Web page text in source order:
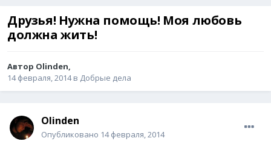
Друзья! Нужна помощь! Моя любовь
должна жить!
Автор Olinden,
14 февраля, 2014в Добрые дела
Olinden
Опубликовано 14 февраля, 2014